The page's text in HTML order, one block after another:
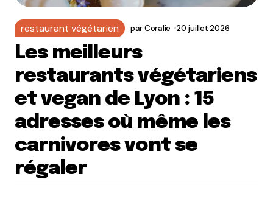
restaurant végétarien parCoralie 20 juillet 2026
Les meilleurs
restaurants végétariens
et vegan de Lyon : 15
adresses où même les
carnivores vont se
régaler